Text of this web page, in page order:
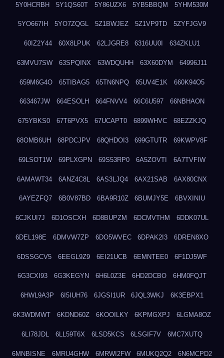
5Y0HCRBH 5Y1QS60T 5Y86UZX6 5YB5BBQM 5YHM530M
5YO667IH 5YO7ZQGL 5Z1BWJEZ 5Z1VP9TD 5ZYFJGV9
60IZ2Y44 60X8LPUK 62LJGRE8 6316UU0I 634ZKLU1
63MVU7SW 63SPQINX 63WDQUHH 63X60DYM 64996J11
659M6G4O 65TIBAG5 65TN6NPQ 65UV4E1K 660K94O5
663467JW 664ESOLH 664FNVV4 66C6U597 66NBHAON
675YBKS0 67T6PVX5 67UCAPT0 6899WHVC 68EZZKJQ
68OMB6UH 68PDCJPV 68QHDOI3 699GTUTR 69KWPV8F
69LSOT1W 69PLXGPN 69S53RP0 6A5ZOVTI 6A7TVFIW
6AMAWT34 6ANZ4C8L 6AS3LJQ4 6AX21SAB 6AX80CNX
6AYEZFQ7 6B0V87BD 6BA9R10Z 6BUMJY5E 6BVXINIU
6CJKUI7J 6D1OSCXH 6D8BUPZM 6DCMVTHM 6DDK07UL
6DEL198E 6DMVW7ZP 6DO5WVEC 6DPAK2I3 6DREN8XO
6DSSGCV5 6EEGL9Z9 6EI21UCB 6EMNTEE0 6F1DJ5WF
6G3CXI93 6G3KEGYN 6H6L0Z3E 6HD2DCBO 6HM0FQJT
6HWL9A3P 6I5IUH76 6JGSI1UR 6JQL3WKJ 6K3EBPX1
6K3WDMWT 6KDND60Z 6KOOILKY 6KPMGXPJ 6LGMA8OZ
6LI78JDL 6LL59T6X 6LSD5KCS 6LSGIF7V 6MC7XUTQ
6MNBISNE 6MRU4GHW 6MRWI2FW 6MUKQ2Q2 6N6MCPD2